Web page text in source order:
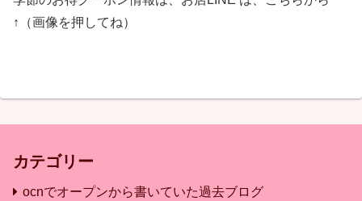
↑（画像を押してね）
カテゴリー
ocnでオープンから書いていた過去ブログ